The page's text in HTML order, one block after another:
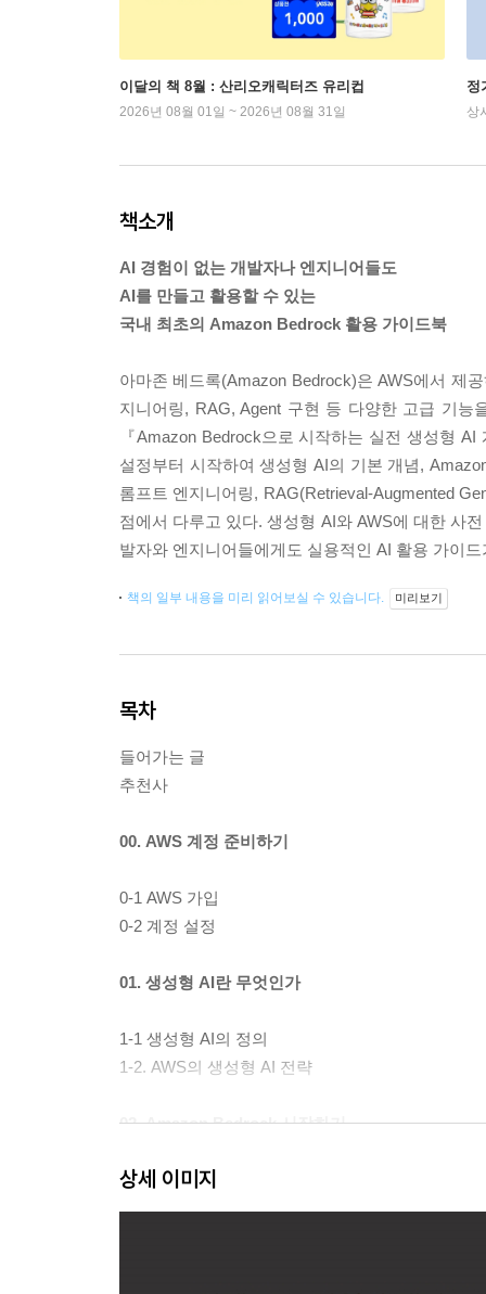
이달의 책 8월 : 산리오캐릭터즈 유리컵
2026년 08월 01일 ~ 2026년 08월 31일
정
상
책소개
AI 경험이 없는 개발자나 엔지니어들도
AI를 만들고 활용할 수 있는
국내 최초의 Amazon Bedrock 활용 가이드북
아마존 베드록(Amazon Bedrock)은 AWS에서 제
지니어링, RAG, Agent 구현 등 다양한 고급 기능
『Amazon Bedrock으로 시작하는 실전 생성형
설정부터 시작하여 생성형 AI의 기본 개념,
롬프트 엔지니어링, RAG(Retrieval-Augmented
점에서 다루고 있다. 생성형 AI와 AWS에 대한 사
발자와 엔지니어들에게도 실용적인 AI 활용 가이
책의 일부 내용을 미리 읽어보실 수 있습니다. 미리보기
목차
들어가는 글
추천사
00. AWS 계정 준비하기
0-1 AWS 가입
0-2 계정 설정
01. 생성형 AI란 무엇인가
1-1 생성형 AI의 정의
1-2. AWS의 생성형 AI 전략
02. Amazon Bedrock 시작하기
2-1 주요 Bedrock 기반 모델
2-2 Bedrock 사용하기
상세 이미지